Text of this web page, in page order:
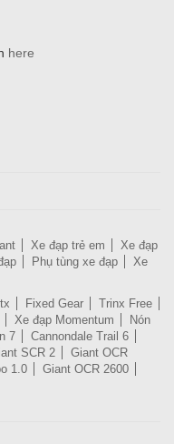
here
Xe đạp trẻ em
Xe đạp
Phụ tùng xe đạp
Xe
Fixed Gear
Trinx Free
Xe đạp Momentum
Nón
7
Cannondale Trail 6
SCR 2
Giant OCR
1.0
Giant OCR 2600